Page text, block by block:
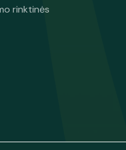
rinktinės